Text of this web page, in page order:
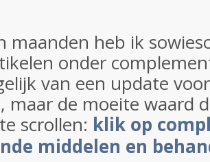
maanden heb ik
onder
van een update
maar de moeite waard
scrollen: klik op
middelen en